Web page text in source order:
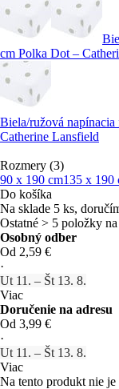
cm Polka Dot –
Biela/ružová
Catherine Lansfield
Rozmery (3)
90 x 190 cm135 x 190
Do košíka
Na sklade 5 ks,
Ostatné > 5 položky
Osobný odber
Od 2,59 €
·
Ut 11. – Št 13. 8.
Viac
Doručenie na adresu
Od 3,99 €
·
Ut 11. – Št 13. 8.
Viac
Na tento produkt nie